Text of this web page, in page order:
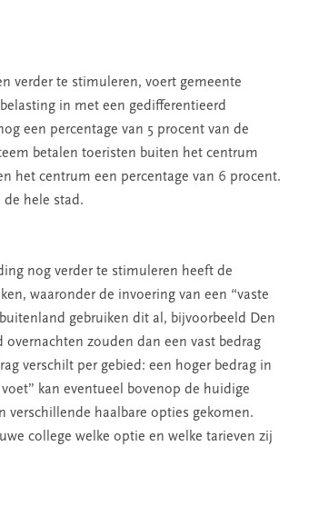
verder te stimuleren, voert gemeente
in met een gedifferentieerd
een percentage van 5 procent van de
betalen toeristen buiten het centrum
het centrum een percentage van 6 procent.
hele stad.
nog verder te stimuleren heeft de
waaronder de invoering van een “vaste
gebruiken dit al, bijvoorbeeld Den
zouden dan een vast bedrag
verschilt per gebied: een hoger bedrag in
kan eventueel bovenop de huidige
verschillende haalbare opties gekomen.
college welke optie en welke tarieven zij